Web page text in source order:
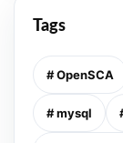
Tags
# OpenSCA
# mysql